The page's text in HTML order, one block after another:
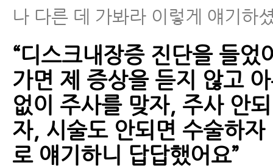
나 다른 데 가봐라 이렇게 얘기하
“디스크내장증 진단을 들었
가면 제 증상을 듣지 않고
없이 주사를 맞자, 주사 안
자, 시술도 안되면 수술하자
로 얘기하니 답답했어요”